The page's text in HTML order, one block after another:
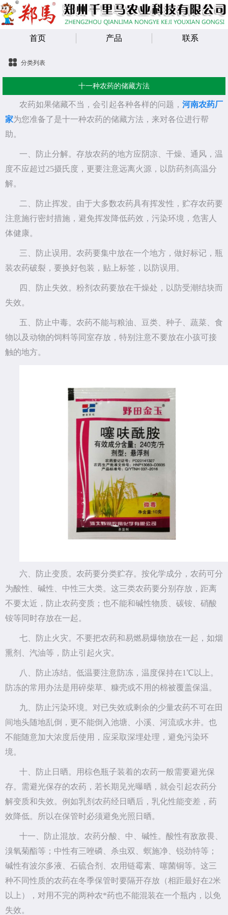
首页 产品 联系
分类列表
十一种农药的储藏方法
农药如果储藏不当，会引起各种各样的问题， 河南农药厂
家为您准备了是十一种农药的储藏方法，来对各位进行帮
助。
一、防止分解。存放农药的地方应阴凉、干燥、通风，温
度不应超过25摄氏度，更要注意远离火源，以防药剂高温分
解。
二、防止挥发。由于大多数农药具有挥发性，贮存农药要
注意施行密封措施，避免挥发降低药效，污染环境，危害人
体健康。
三、防止误用。农药要集中放在一个地方，做好标记，瓶
装农药破裂，要换好包装，贴上标签，以防误用。
四、防止失效。粉剂农药要放在干燥处，以防受潮结块而
失效。
五、防止中毒。农药不能与粮油、豆类、种子、蔬菜、食
物以及动物的饲料等同室存放，特别注意不要放在小孩可接
触的地方。
六、防止变质。农药要分类贮存。按化学成分，农药可分
为酸性、碱性、中性三大类。这三类农药要分别存放，距离
不要太近，防止农药变质；也不能和碱性物质、碳铵、硝酸
铵等同时存放在一起。
七、防止火灾。不要把农药和易燃易爆物放在一起，如烟
熏剂、汽油等，防止引起火灾。
八、防止冻结。低温要注意防冻，温度保持在1℃以上。
防冻的常用办法是用碎柴草、糠壳或不用的棉被覆盖保温。
九、防止污染环境。对已失效或剩余的少量农药不可在田
间地头随地乱倒，更不能倒入池塘、小溪、河流或水井。也
不能随意加大浓度后使用，应采取深埋处理，避免污染环
境。
十、防止日晒。用棕色瓶子装着的农药一般需要避光保
存。需避光保存的农药，若长期见光曝晒，就会引起农药分
解变质和失效。例如乳剂农药经日晒后，乳化性能变差，药
效降低。所以在保管时必须避免光照日晒。
十一、防止混放。农药分酸、中、碱性。酸性有敌敌畏、
溴氧菊酯等；中性有三唑磷、杀虫双、螟施净、锐劲特等；
碱性有波尔多液、石硫合剂、农用链霉素、噻菌铜等。这三
种不同性质的农药在冬季保管时要隔开存放（相距最好在2米
以上），对用不完的两种农*药也不能混装在一个瓶内，以免
失效。